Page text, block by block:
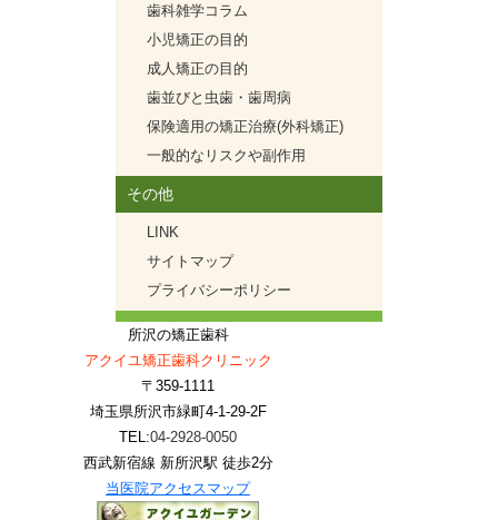
歯科雑学コラム
小児矯正の目的
成人矯正の目的
歯並びと虫歯・歯周病
保険適用の矯正治療(外科矯正)
一般的なリスクや副作用
その他
LINK
サイトマップ
プライバシーポリシー
所沢の矯正歯科
アクイユ矯正歯科クリニック
〒359-1111
埼玉県所沢市緑町4-1-29-2F
TEL:04-2928-0050
西武新宿線 新所沢駅 徒歩2分
当医院アクセスマップ